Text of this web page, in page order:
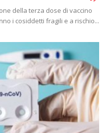
della terza dose di vaccino
i cosiddetti fragili e a rischio...